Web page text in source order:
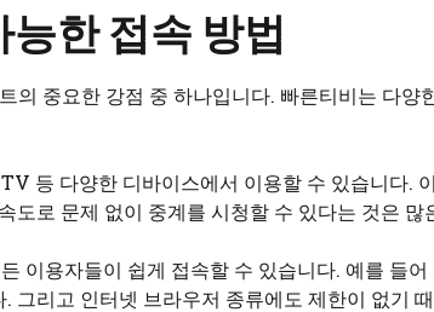
한 접속 방법
의 중요한 강점 중 하나입니다. 빠른티비는 다
등 다양한 디바이스에서 이용할 수 있습니다.
도로 문제 없이 중계를 시청할 수 있다는 것은
이용자들이 쉽게 접속할 수 있습니다. 예를
그리고 인터넷 브라우저 종류에도 제한이 없기